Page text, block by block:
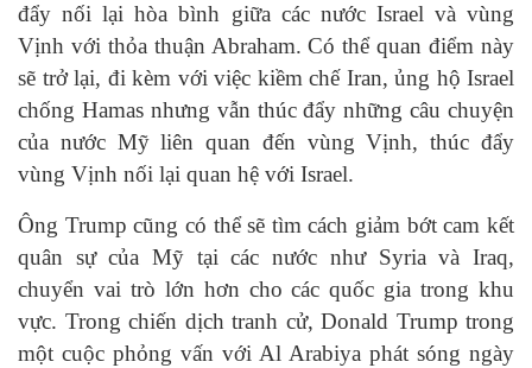
đẩy nối lại hòa bình giữa các nước Israel và vùng
Vịnh với thỏa thuận Abraham. Có thể quan điểm này
sẽ trở lại, đi kèm với việc kiềm chế Iran, ủng hộ Israel
chống Hamas nhưng vẫn thúc đẩy những câu chuyện
của nước Mỹ liên quan đến vùng Vịnh, thúc đẩy
vùng Vịnh nối lại quan hệ với Israel.
Ông Trump cũng có thể sẽ tìm cách giảm bớt cam kết
quân sự của Mỹ tại các nước như Syria và Iraq,
chuyển vai trò lớn hơn cho các quốc gia trong khu
vực. Trong chiến dịch tranh cử, Donald Trump trong
một cuộc phỏng vấn với Al Arabiya phát sóng ngày